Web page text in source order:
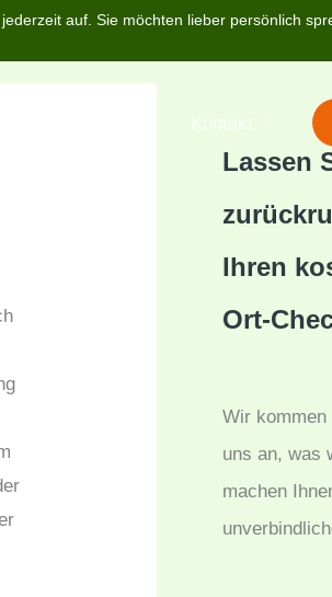
auf. Sie möchten lieber persönlich
Lassen
Ihren
Ort-
Wir kommen
uns an, was
machen